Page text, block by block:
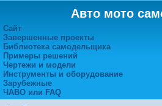
Авто мото
Сайт
Завершенные проекты
Библиотека самодельщика
Примеры решений
Чертежи и модели
Инструменты и оборудование
Зарубежные
ЧАВО или FAQ